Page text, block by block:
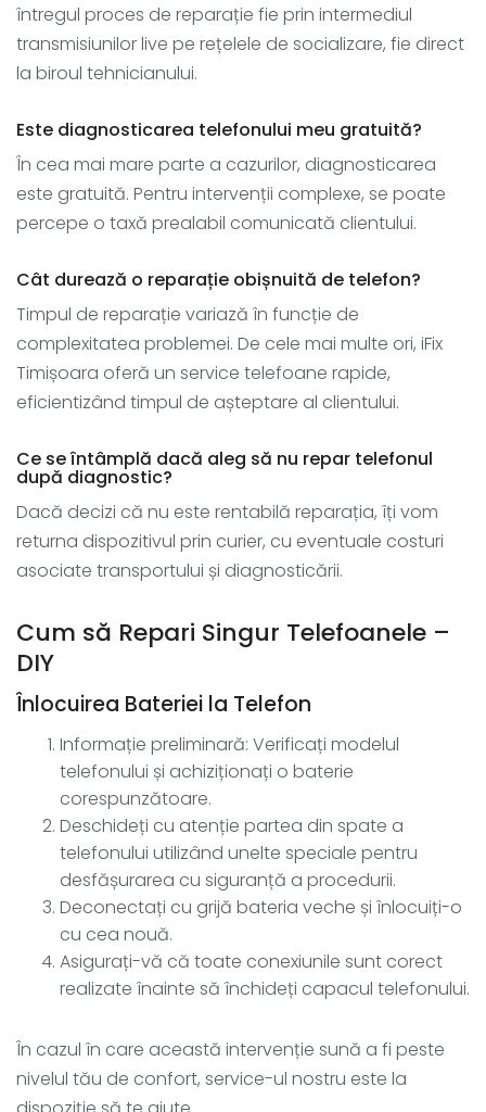
întregul proces de reparație fie prin intermediul
transmisiunilor live pe rețelele de socializare, fie direct
la biroul tehnicianului.
Este diagnosticarea telefonului meu gratuită?
În cea mai mare parte a cazurilor, diagnosticarea
este gratuită. Pentru intervenții complexe, se poate
percepe o taxă prealabil comunicată clientului.
Cât durează o reparație obișnuită de telefon?
Timpul de reparație variază în funcție de
complexitatea problemei. De cele mai multe ori, iFix
Timișoara oferă un service telefoane rapide,
eficientizând timpul de așteptare al clientului.
Ce se întâmplă dacă aleg să nu repar telefonul
după diagnostic?
Dacă decizi că nu este rentabilă reparația, îți vom
returna dispozitivul prin curier, cu eventuale costuri
asociate transportului și diagnosticării.
Cum să Repari Singur Telefoanele –
DIY
Înlocuirea Bateriei la Telefon
Informație preliminară: Verificați modelul
telefonului și achiziționați o baterie
corespunzătoare.
Deschideți cu atenție partea din spate a
telefonului utilizând unelte speciale pentru
desfășurarea cu siguranță a procedurii.
Deconectați cu grijă bateria veche și înlocuiți-o
cu cea nouă.
Asigurați-vă că toate conexiunile sunt corect
realizate înainte să închideți capacul telefonului.
În cazul în care această intervenție sună a fi peste
nivelul tău de confort, service-ul nostru este la